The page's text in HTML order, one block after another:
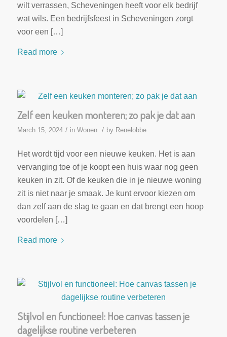
wilt verrassen, Scheveningen heeft voor elk bedrijf
wat wils. Een bedrijfsfeest in Scheveningen zorgt
voor een […]
Read more
Zelf een keuken monteren; zo pak je dat aan
March 15, 2024 / in Wonen / by Renelobbe
Het wordt tijd voor een nieuwe keuken. Het is aan
vervanging toe of je koopt een huis waar nog geen
keuken in zit. Of de keuken die in je nieuwe woning
zit is niet naar je smaak. Je kunt ervoor kiezen om
dan zelf aan de slag te gaan en dat brengt een hoop
voordelen […]
Read more
Stijlvol en functioneel: Hoe canvas tassen je
dagelijkse routine verbeteren